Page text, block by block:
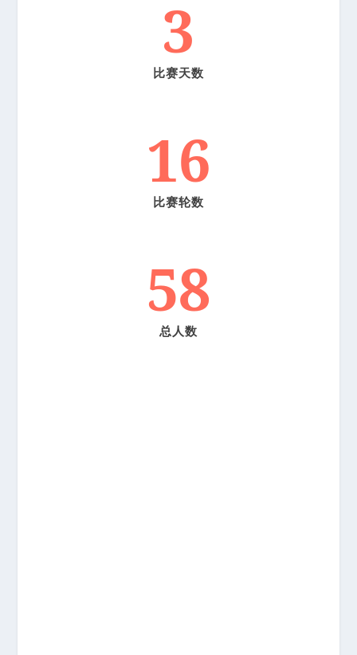
3
比赛天数
16
比赛轮数
58
总人数